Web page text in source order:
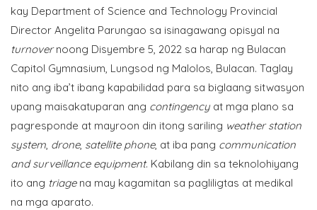
kay Department of Science and Technology Provincial
Director Angelita Parungao sa isinagawang opisyal na
turnovernoong Disyembre 5, 2022 sa harap ng Bulacan
Capitol Gymnasium, Lungsod ng Malolos, Bulacan. Taglay
nito ang iba’t ibang kapabilidad para sa biglaang sitwasyon
upang maisakatuparan ang contingency at mga plano sa
pagresponde at mayroon din itong sariling weather station
system, drone, satellite phone, at iba pang communication
and surveillance equipment. Kabilang din sa teknolohiyang
ito ang triagena may kagamitan sa pagliligtas at medikal
na mga aparato.